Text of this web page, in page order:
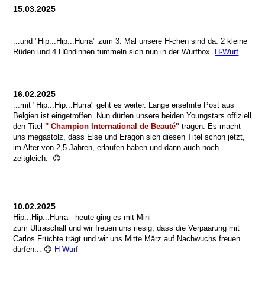
15.03.2025
...und "Hip...Hip...Hurra" zum 3. Mal unsere H-chen sind da. 2 kleine
Rüden und 4 Hündinnen tummeln sich nun in der Wurfbox. H-Wurf
16.02.2025
...mit "Hip...Hip...Hurra" geht es weiter. Lange ersehnte Post aus
Belgien ist eingetroffen. Nun dürfen unsere beiden Youngstars offiziell
den Titel" Champion International de Beauté" tragen. Es macht
uns megastolz, dass Else und Eragon sich diesen Titel schon jetzt,
im Alter von 2,5 Jahren, erlaufen haben und dann auch noch
zeitgleich.
😊
10.02.2025
Hip...Hip...Hurra - heute ging es mit Mini
zum Ultraschall und wir freuen uns riesig, dass die Verpaarung mit
Carlos Früchte trägt und wir uns Mitte März auf Nachwuchs freuen
dürfen... 😊 H-Wurf